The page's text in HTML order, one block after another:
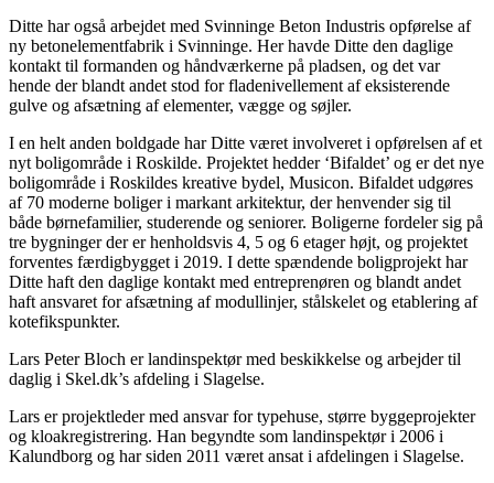
Ditte har også arbejdet med Svinninge Beton Industris opførelse af
ny betonelementfabrik i Svinninge. Her havde Ditte den daglige
kontakt til formanden og håndværkerne på pladsen, og det var
hende der blandt andet stod for fladenivellement af eksisterende
gulve og afsætning af elementer, vægge og søjler.
I en helt anden boldgade har Ditte været involveret i opførelsen af et
nyt boligområde i Roskilde. Projektet hedder ‘Bifaldet’ og er det nye
boligområde i Roskildes kreative bydel, Musicon. Bifaldet udgøres
af 70 moderne boliger i markant arkitektur, der henvender sig til
både børnefamilier, studerende og seniorer. Boligerne fordeler sig på
tre bygninger der er henholdsvis 4, 5 og 6 etager højt, og projektet
forventes færdigbygget i 2019. I dette spændende boligprojekt har
Ditte haft den daglige kontakt med entreprenøren og blandt andet
haft ansvaret for afsætning af modullinjer, stålskelet og etablering af
kotefikspunkter.
Lars Peter Bloch er landinspektør med beskikkelse og arbejder til
daglig i Skel.dk’s afdeling i Slagelse.
Lars er projektleder med ansvar for typehuse, større byggeprojekter
og kloakregistrering. Han begyndte som landinspektør i 2006 i
Kalundborg og har siden 2011 været ansat i afdelingen i Slagelse.